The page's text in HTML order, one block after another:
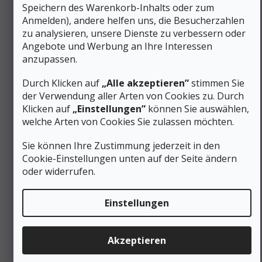
Speichern des Warenkorb-Inhalts oder zum
Anmelden), andere helfen uns, die Besucherzahlen
zu analysieren, unsere Dienste zu verbessern oder
Angebote und Werbung an Ihre Interessen
anzupassen.
Durch Klicken auf „Alle akzeptieren”stimmen Sie
der Verwendung aller Arten von Cookies zu. Durch
Klicken auf „Einstellungen” können Sie auswählen,
welche Arten von Cookies Sie zulassen möchten.
Sie können Ihre Zustimmung jederzeit in den
Cookie-Einstellungen unten auf der Seite ändern
oder widerrufen.
Einstellungen
Akzeptieren
schnell und einfach geht.
Mit gepolsterten Kontaktpunkten und weichem Stoff
an den Rändern, umoptimalen Komfort zu
gewährleisten.
Mit massiven, verschiedenfarbigen Beinen
beim Anlegen des Gurtes leicht zu erkennen sind.
orangefarben, der keinen Karabiner benötigt, um
sicher geschlossen zu bleiben, damitdas Kind den
Gurt anbehalten und ungehindert spielen kann.
Hinterer Befestigungspunkt in hellblauer Farbe,
geeignet zum Klettern, aber speziell für andere
Bitte beachten Sie:Der Kindergurtsollte nie ohne
Aufsicht eines Erwachsenen verwendet werden!
Zertifizierung und Gesetzgebung:
EN 12277:2015+A1:2018-B
CE 0333
Hergestellt in Europa